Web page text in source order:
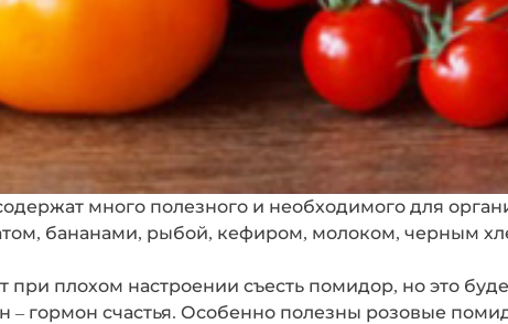
много полезного и необходимого для
бананами, рыбой, кефиром, молоком, черным
при плохом настроении съесть помидор, но это
– гормон счастья. Особенно полезны розовые